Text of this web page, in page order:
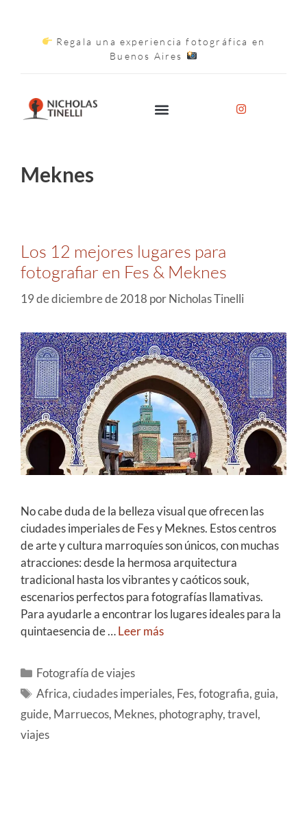
Regala una experiencia fotográfica en
Buenos Aires
Meknes
Los 12 mejores lugares para
fotografiar en Fes & Meknes
19 de diciembre de 2018 porNicholas Tinelli
No cabe duda de la belleza visual que ofrecen las
ciudades imperiales de Fes y Meknes. Estos centros
de arte y cultura marroquíes son únicos, con muchas
atracciones: desde la hermosa arquitectura
tradicional hasta los vibrantes y caóticos souk,
escenarios perfectos para fotografías llamativas.
Para ayudarle a encontrar los lugares ideales para la
quintaesencia de …Leer más
Fotografía de viajes
Africa,ciudades imperiales, Fes,fotografia, guia,
guide, Marruecos, Meknes, photography,travel,
viajes